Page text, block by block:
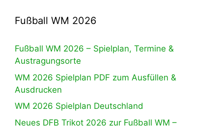
Fußball WM 2026
Fußball WM 2026 – Spielplan, Termine &
Austragungsorte
WM 2026 Spielplan PDF zum Ausfüllen &
Ausdrucken
WM 2026 Spielplan Deutschland
Neues DFB Trikot 2026 zur Fußball WM –